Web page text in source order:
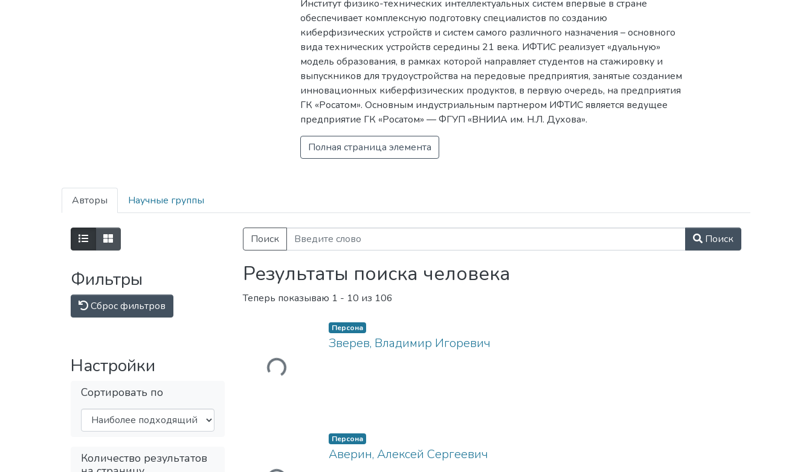
области.
продемонстрировали зависимость уменьшения и уширения
пика полного поглощения в измеряемых спектрах гамма-
излучения в зависимости от акустической нагрузки, а также
частотные характеристики акустической нагрузки и их
амплитудные значения в различных режимах работы БПЛА.
Результаты исследований определяют рекомендации,
которые целесообразно учитывать при использовании
БПЛА в качестве носителей дозиметрического
оборудования при радиационном контроле окружающей
среды.
осмотра территории. Однако, помимо оборудования,
используемого для определения радиационного фона
(детекторы, спектрометры, радиометры и т.д.), важную часть
БДК представляет собой организация дозиметрического
комплекса и способ передачи информации. На примере
радиомодулей NRF представлен возможный вариант канала
передачи данных от дозиметрического комплекса,
установленного на БДК, на персональный компьютер
Институт физико-технических интеллектуальных систем впервые в стране
обеспечивает комплексную подготовку специалистов по созданию
киберфизических устройств и систем самого различного назначения – основного
вида технических устройств середины 21 века. ИФТИС реализует «дуальную»
модель образования, в рамках которой направляет студентов на стажировку и
выпускников для трудоустройства на передовые предприятия, занятые созданием
инновационных киберфизических продуктов, в первую очередь, на предприятия
ГК «Росатом». Основным индустриальным партнером ИФТИС является ведущее
предприятие ГК «Росатом» — ФГУП «ВНИИА им. Н.Л. Духова».
Полная страница элемента
Авторы Научные группы
Фильтры
Сброс фильтров
Настройки
Сортировать по
Количество результатов
Поиск Поиск
Результаты поиска человека
Теперь показываю 1 - 10 из 106
Загружается...
Персона
Зверев, Владимир Игоревич
Персона
Аверин, Алексей Сергеевич